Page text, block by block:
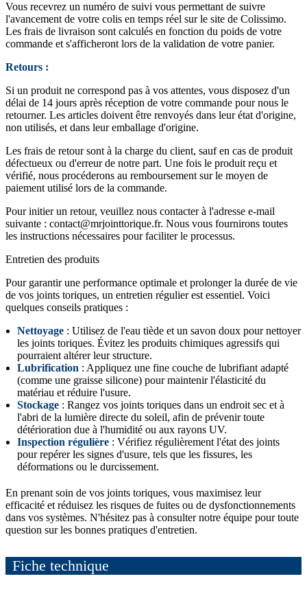
Vous recevrez un numéro de suivi vous permettant de suivre
l'avancement de votre colis en temps réel sur le site de Colissimo.
Les frais de livraison sont calculés en fonction du poids de votre
commande et s'afficheront lors de la validation de votre panier.
Retours :
Si un produit ne correspond pas à vos attentes, vous disposez d'un
délai de 14 jours après réception de votre commande pour nous le
retourner. Les articles doivent être renvoyés dans leur état d'origine,
non utilisés, et dans leur emballage d'origine.
Les frais de retour sont à la charge du client, sauf en cas de produit
défectueux ou d'erreur de notre part. Une fois le produit reçu et
vérifié, nous procéderons au remboursement sur le moyen de
paiement utilisé lors de la commande.
Pour initier un retour, veuillez nous contacter à l'adresse e-mail
suivante : contact@mrjointtorique.fr. Nous vous fournirons toutes
les instructions nécessaires pour faciliter le processus.
Entretien des produits
Pour garantir une performance optimale et prolonger la durée de vie
de vos joints toriques, un entretien régulier est essentiel. Voici
quelques conseils pratiques :
Nettoyage : Utilisez de l'eau tiède et un savon doux pour nettoyer
les joints toriques. Évitez les produits chimiques agressifs qui
pourraient altérer leur structure.
Lubrification : Appliquez une fine couche de lubrifiant adapté
(comme une graisse silicone) pour maintenir l'élasticité du
matériau et réduire l'usure.
Stockage : Rangez vos joints toriques dans un endroit sec et à
l'abri de la lumière directe du soleil, afin de prévenir toute
détérioration due à l'humidité ou aux rayons UV.
Inspection régulière : Vérifiez régulièrement l'état des joints
pour repérer les signes d'usure, tels que les fissures, les
déformations ou le durcissement.
En prenant soin de vos joints toriques, vous maximisez leur
efficacité et réduisez les risques de fuites ou de dysfonctionnements
dans vos systèmes. N'hésitez pas à consulter notre équipe pour toute
question sur les bonnes pratiques d'entretien.
Fiche technique